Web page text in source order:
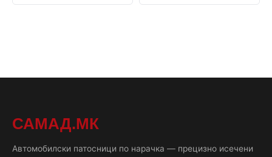
САМАД.МК
Автомобилски патосници по нарачка — прецизно исечени